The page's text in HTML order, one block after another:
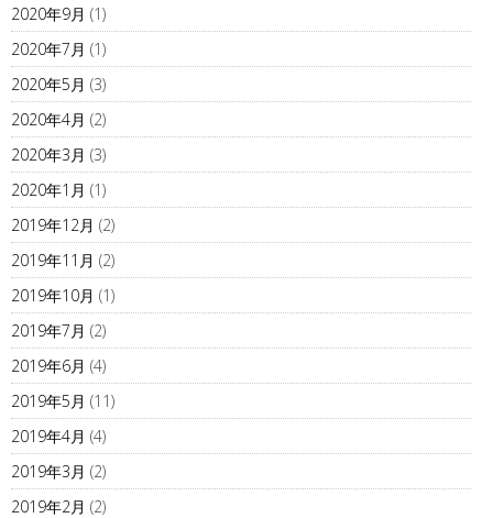
2020年9月 (1)
2020年7月 (1)
2020年5月 (3)
2020年4月 (2)
2020年3月 (3)
2020年1月 (1)
2019年12月 (2)
2019年11月 (2)
2019年10月 (1)
2019年7月 (2)
2019年6月 (4)
2019年5月 (11)
2019年4月 (4)
2019年3月 (2)
2019年2月 (2)